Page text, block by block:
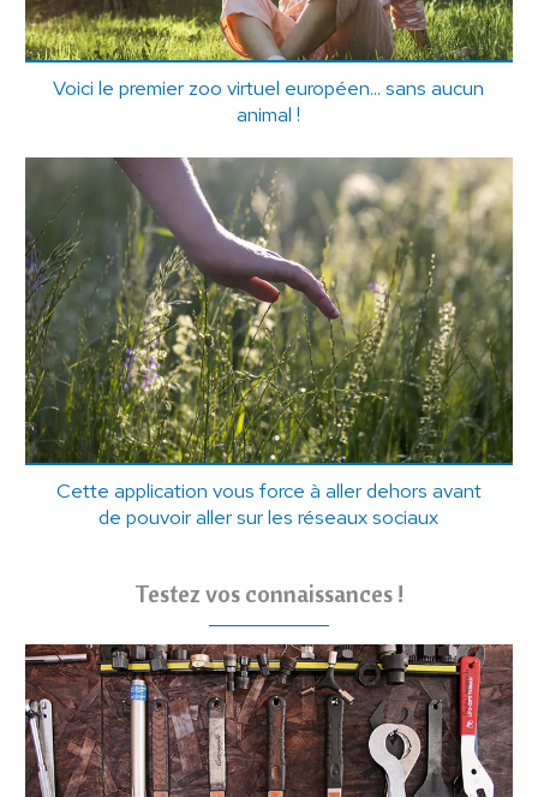
Voici le premier zoo virtuel européen... sans aucun
animal !
Cette application vous force à aller dehors avant
de pouvoir aller sur les réseaux sociaux
Testez vos connaissances !